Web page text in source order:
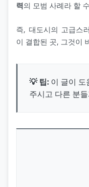
력의 모범 사례라 할
즉, 대도시의 고급스
이 결합된 곳, 그것이
💡 팁: 이 글이 도
주시고 다른 분